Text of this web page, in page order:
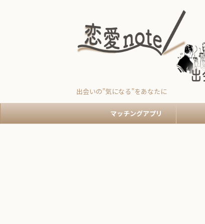
出会いの”気になる”をあなたに
マッチングアプリ